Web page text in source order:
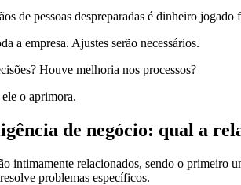
de pessoas despreparadas é dinheiro jogado
a empresa. Ajustes serão necessários.
Houve melhoria nos processos?
o aprimora.
de negócio: qual a
intimamente relacionados, sendo o
problemas específicos.